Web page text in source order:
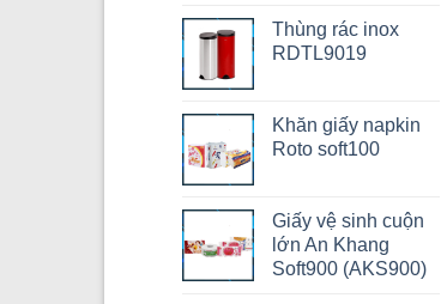
Thùng rác inox
RDTL9019
Khăn giấy napkin
Roto soft100
Giấy vệ sinh cuộn
lớn An Khang
Soft900 (AKS900)